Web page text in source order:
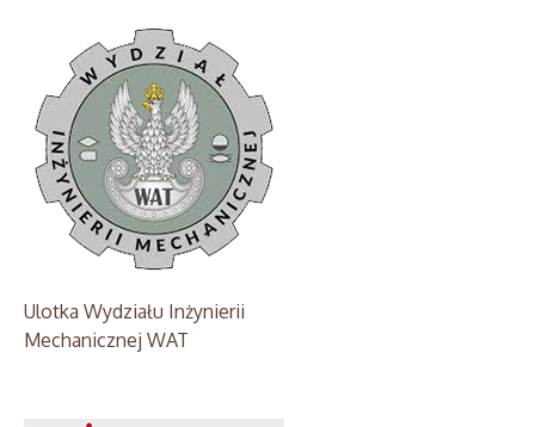
Ulotka Wydziału Inżynierii
Mechanicznej WAT